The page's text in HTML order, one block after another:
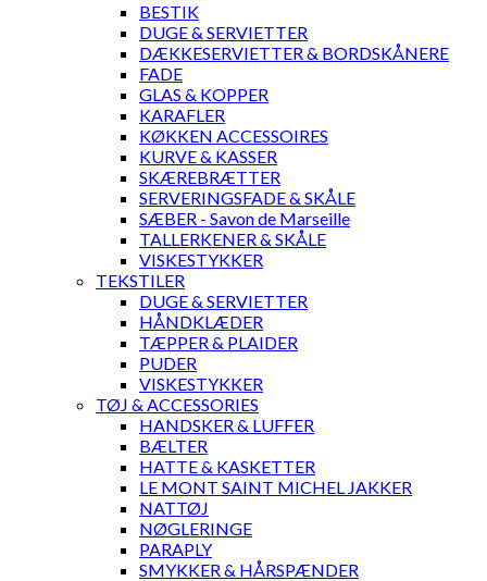
BESTIK
DUGE & SERVIETTER
DÆKKESERVIETTER & BORDSKÅNERE
FADE
GLAS & KOPPER
KARAFLER
KØKKEN ACCESSOIRES
KURVE & KASSER
SKÆREBRÆTTER
SERVERINGSFADE & SKÅLE
SÆBER - Savon de Marseille
TALLERKENER & SKÅLE
VISKESTYKKER
TEKSTILER
DUGE & SERVIETTER
HÅNDKLÆDER
TÆPPER & PLAIDER
PUDER
VISKESTYKKER
TØJ & ACCESSORIES
HANDSKER & LUFFER
BÆLTER
HATTE & KASKETTER
LE MONT SAINT MICHEL JAKKER
NATTØJ
NØGLERINGE
PARAPLY
SMYKKER & HÅRSPÆNDER